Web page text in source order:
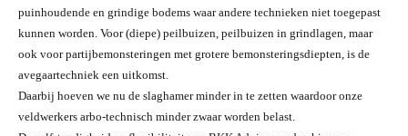
puinhoudende en grindige bodems waar andere technieken niet toegepast
kunnen worden. Voor (diepe) peilbuizen, peilbuizen in grindlagen, maar
ook voor partijbemonsteringen met grotere bemonsteringsdiepten, is de
avegaartechniek een uitkomst.
Daarbij hoeven we nu de slaghamer minder in te zetten waardoor onze
veldwerkers arbo-technisch minder zwaar worden belast.